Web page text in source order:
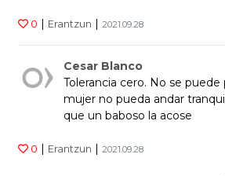
0 | Erantzun | 2021.09.28
Cesar Blanco
Tolerancia cero. No se
mujer no pueda andar
que un baboso la acose
0 | Erantzun | 2021.09.28